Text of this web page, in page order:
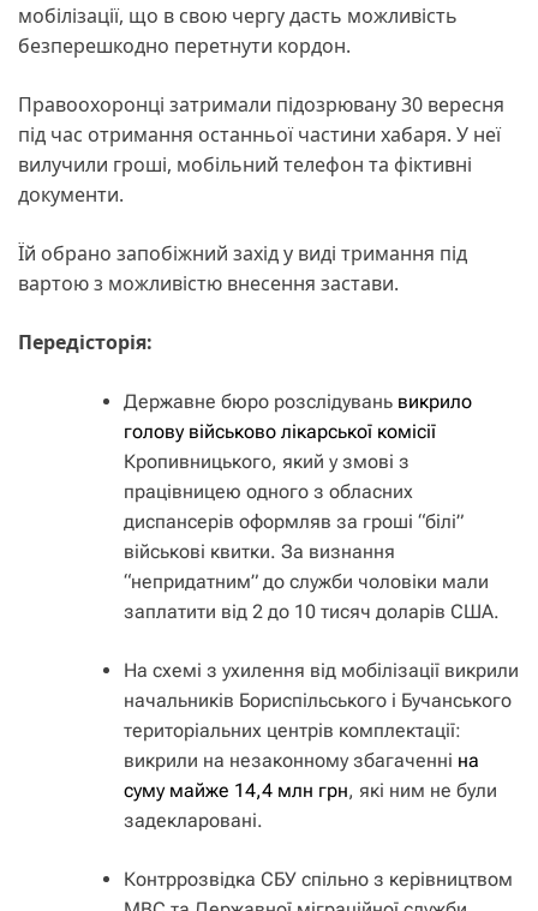
мобілізації, що в свою чергу дасть можливість
безперешкодно перетнути кордон.
Правоохоронці затримали підозрювану 30 вересня
під час отримання останньої частини хабаря. У неї
вилучили гроші, мобільний телефон та фіктивні
документи.
Їй обрано запобіжний захід у виді тримання під
вартою з можливістю внесення застави.
Передісторія:
Державне бюро розслідувань викрило
голову військово лікарської комісії
Кропивницького, який у змові з
працівницею одного з обласних
диспансерів оформляв за гроші “білі”
військові квитки. За визнання
“непридатним” до служби чоловіки мали
заплатити від 2 до 10 тисяч доларів США.
На схемі з ухилення від мобілізації викрили
начальників Бориспільського і Бучанського
територіальних центрів комплектації:
викрили на незаконному збагаченні на
суму майже 14,4 млн грн, які ним не були
задекларовані.
Контррозвідка СБУ спільно з керівництвом